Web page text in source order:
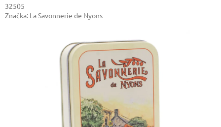
32505
Značka: La Savonnerie de Nyons